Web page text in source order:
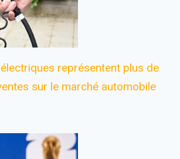
représentent plus de
sur le marché automobile